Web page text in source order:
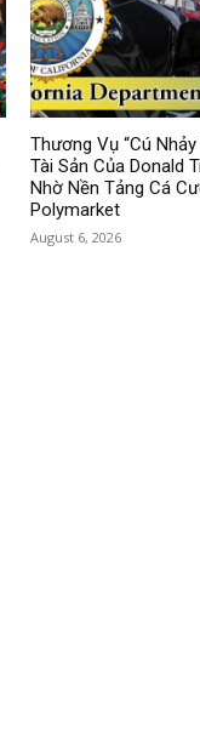
Thương Vụ “Cú
Tài Sản Của Donald
Nhờ Nền Tảng Cá
Polymarket
August 6, 2026